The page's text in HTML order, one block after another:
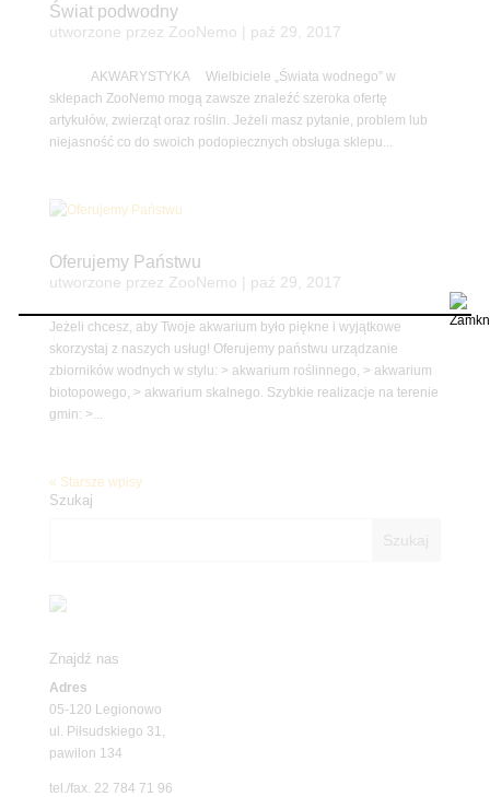
Świat podwodny
utworzone przez ZooNemo paź 29, 2017
AKWARYSTYKA Wielbiciele „Świata wodnego” w
sklepach ZooNemo mogą zawsze znaleźć szeroka ofertę
artykułów, zwierząt oraz roślin. Jeżeli masz pytanie, problem lub
niejasność co do swoich podopiecznych obsługa sklepu...
Oferujemy Państwu
utworzone przez ZooNemo paź 29, 2017
Jeżeli chcesz, aby Twoje akwarium było piękne i wyjątkowe
skorzystaj z naszych usług! Oferujemy państwu urządzanie
zbiorników wodnych w stylu: > akwarium roślinnego, > akwarium
biotopowego, > akwarium skalnego. Szybkie realizacje na terenie
gmin: >...
« Starsze wpisy
Szukaj
Znajdź nas
Adres
05-120 Legionowo
ul. Piłsudskiego 31,
pawilon 134
tel./fax. 22 784 71 96